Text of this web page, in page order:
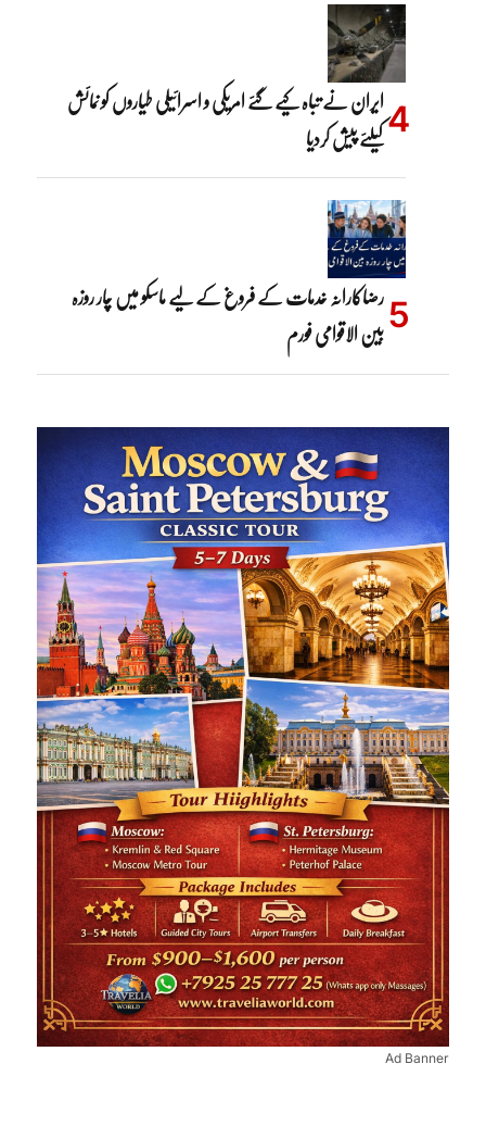
ایران نے تباہ کیے گئے امریکی و اسرائیلی طیاروں کو نمائش
کیلئے پیش کردیا
رضاکارانہ خدمات کے فروغ کے لیے ماسکو میں چار روزہ
بین الاقوامی فورم
Ad Banner